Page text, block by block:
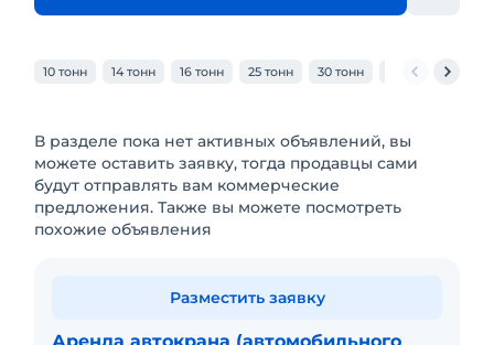
10 тонн 14 тонн 16 тонн 25 тонн 30 тонн 32 тонн
В разделе пока нет активных объявлений, вы
можете оставить заявку, тогда продавцы сами
будут отправлять вам коммерческие
предложения. Также вы можете посмотреть
похожие объявления
Разместить заявку